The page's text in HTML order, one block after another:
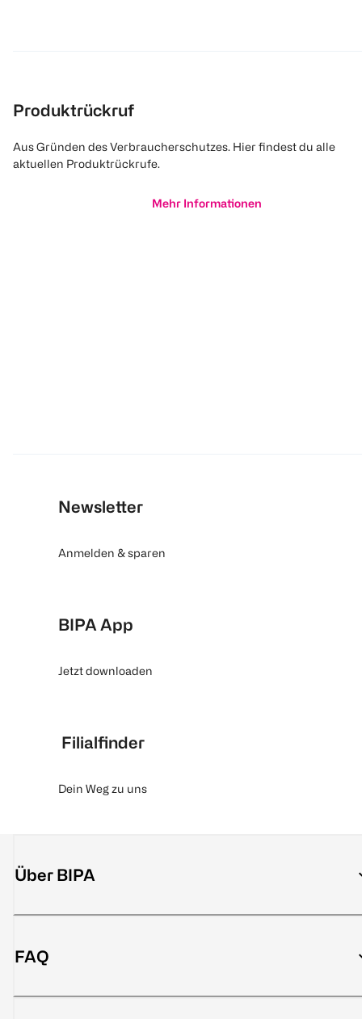
Produktrückruf
Aus Gründen des Verbraucherschutzes. Hier findest du alle
aktuellen Produktrückrufe.
Mehr Informationen
Newsletter
Anmelden & sparen
BIPA App
Jetzt downloaden
Filialfinder
Dein Weg zu uns
Über BIPA
FAQ